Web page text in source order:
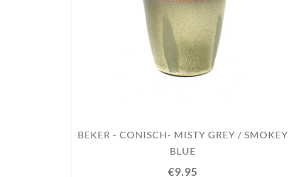
BEKER - CONISCH- MISTY GREY / SMOKEY
BLUE
€9.95